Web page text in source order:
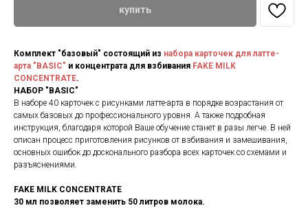
купить
Комплект "базовый" состоящий из набора карточек для латте-
арта "BASIC" и концентрата для взбивания FAKE MILK
CONCENTRATE.
НАБОР "BASIC"
В наборе 40 карточек с рисунками латте-арта в порядке возрастания от
самых базовых до профессионального уровня. А также подробная
инструкция, благодаря которой Ваше обучение станет в разы легче. В ней
описан процесс приготовления рисунков от взбивания и замешивания,
основных ошибок до досконального разбора всех карточек со схемами и
разъяснениями.
FAKE MILK CONCENTRATE
30 мл позволяет заменить 50 литров молока.